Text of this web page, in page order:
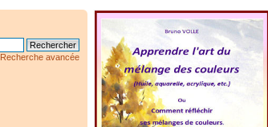
Recherche avancée